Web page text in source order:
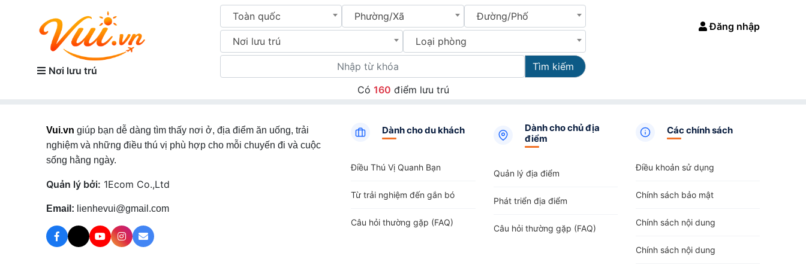
Nơi lưu trú
Toàn quốc Phường/Xã Đường/Phố
Nơi lưu trú Loại phòng
Tìm kiếm
Đăng nhập
Có 160 điểm lưu trú
Vui.vn giúp bạn dễ dàng tìm thấy nơi ở, địa điểm ăn uống, trải
nghiệm và những điều thú vị phù hợp cho mỗi chuyến đi và cuộc
sống hằng ngày.
Quản lý bởi: 1Ecom Co.,Ltd
Email: lienhevui@gmail.com
Dành cho du khách
Điều Thú Vị Quanh Bạn
Từ trải nghiệm đến gắn bó
Câu hỏi thường gặp (FAQ)
Dành cho chủ địa
điểm
Quản lý địa điểm
Phát triển địa điểm
Câu hỏi thường gặp (FAQ)
Các chính sách
Điều khoản sử dụng
Chính sách bảo mật
Chính sách nội dung
Chính sách nội dung